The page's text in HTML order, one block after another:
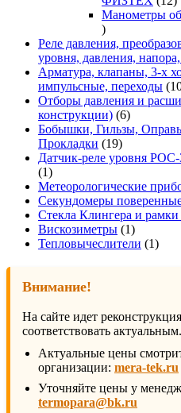
Манометры
337
товаров
Реле давления,
уровня, давления, напора,
Арматура, клапаны, 3-х
импульсные, переходы
Отборы давления и
конструкции) 66
товаров
Бобышки, Гильзы,
Прокладки
1919
товаров
Датчик-реле уровня
11
товар
Метеорологические
Секундомеры
Стекла Клингера и рамки
Вискозиметры 11
товар
Тепловычеслители 11
Внимание!
На сайте идет
соответствовать актуальным.
Актуальные цены
организации: mera-tek.ru
Уточняйте цены у
termopara@bk.ru